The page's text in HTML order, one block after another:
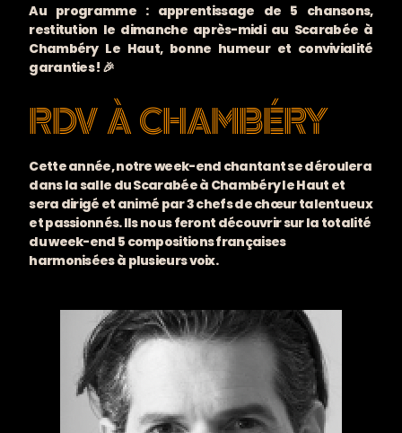
Au programme : apprentissage de 5 chansons,
restitution le dimanche après-midi au Scarabée à
Chambéry Le Haut, bonne humeur et convivialité
garanties ! 🎉
RDV À CHAMBÉRY
Cette année, notre week-end chantant se déroulera
dans la salle du Scarabée à Chambéry le Haut et
sera dirigé et animé par 3 chefs de chœur talentueux
et passionnés. Ils nous feront découvrir sur la totalité
du week-end 5 compositions françaises
harmonisées à plusieurs voix.